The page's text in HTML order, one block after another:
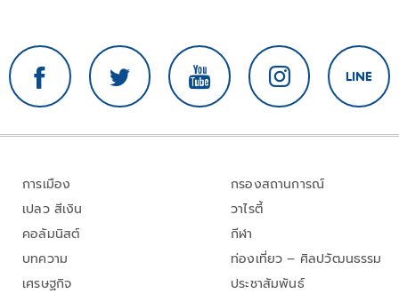
การเมือง
เปลว สีเงิน
คอลัมนิสต์
บทความ
เศรษฐกิจ
กรองสถานการณ์
วาไรตี้
กีฬา
ท่องเที่ยว – ศิลปวัฒนธรรม
ประชาสัมพันธ์